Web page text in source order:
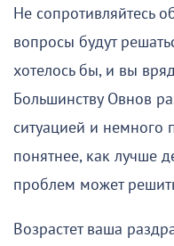
Не сопротивляйтесь
вопросы будут
хотелось бы, и вы
Большинству Овнов
ситуацией и немного
понятнее, как лучше
проблем может
Возрастет ваша